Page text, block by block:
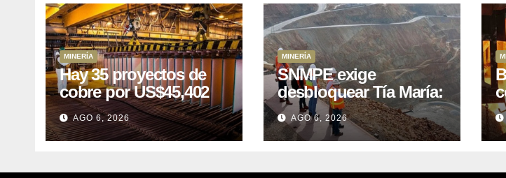
MINERÍA
Hay 35 proyectos de
cobre por US$45,402
millones que Perú
puede aprovechar
AGO 6, 2026
MINERÍA
SNMPE exige
desbloquear Tía María:
el proyecto de
US$1.400M que Perú
lleva 15 años
AGO 6, 2026